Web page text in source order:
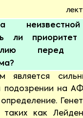
ли приоритет
перед
является
подозрении на
как